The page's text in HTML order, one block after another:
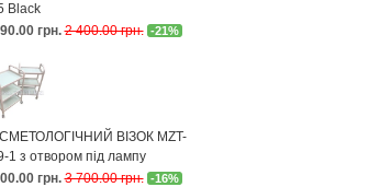
Black
грн. 2 400.00 грн. -21%
ВІЗОК MZT-
1 з отвором під лампу
грн. 3 700.00 грн. -16%